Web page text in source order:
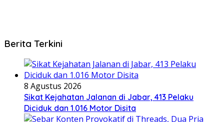
Berita Terkini
8 Agustus 2026
Sikat Kejahatan Jalanan di Jabar, 413 Pelaku
Diciduk dan 1.016 Motor Disita